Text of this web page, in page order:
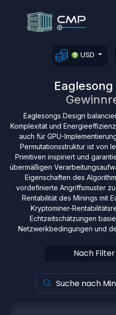
USD
Eaglesongs Design
Komplexität und
auch für GPU-
Permutationsstruktur ist von
Primitiven inspiriert und
übermäßigen
Eigenschaften des
vordefinierte Angriffsmuster
Rentabilität des Minings mit
Kryptominer-
Echtzeitschätzungen
Netzwerkbedingungen und
Nach